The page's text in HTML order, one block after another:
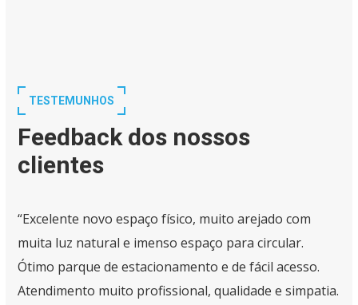
TESTEMUNHOS
Feedback dos nossos
clientes
“Excelente novo espaço físico, muito arejado com
muita luz natural e imenso espaço para circular.
Ótimo parque de estacionamento e de fácil acesso.
Atendimento muito profissional, qualidade e simpatia.